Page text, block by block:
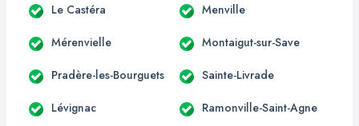
Le Castéra Menville
Mérenvielle Montaigut-sur-Save
Pradère-les-Bourguets Sainte-Livrade
Lévignac Ramonville-Saint-Agne